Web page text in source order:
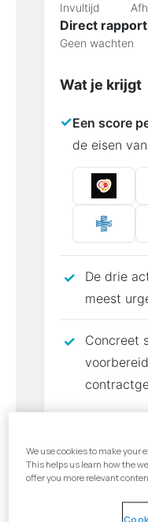
Invultijd
Direct rapport
Geen wachten
Wat je krijgt
✓Een score
de eisen
De drie
meest
Concreet
We use cookies to make your
This helps us learn how the
offer you more relevant